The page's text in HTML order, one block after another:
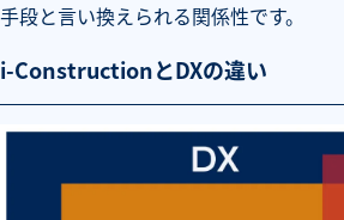
手段と言い換えられる関係性です。
i-ConstructionとDXの違い